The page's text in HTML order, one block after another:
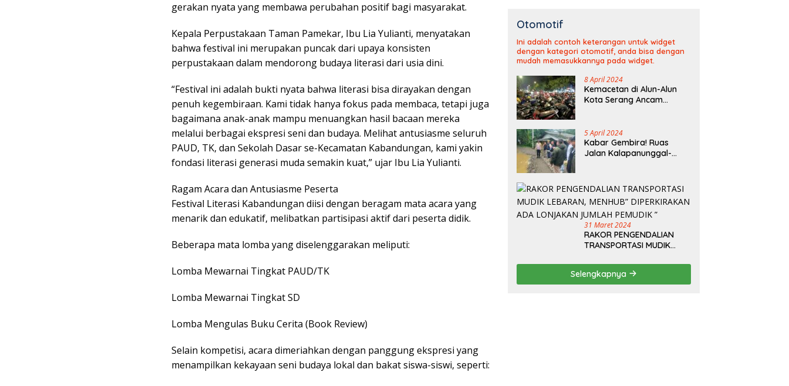
gerakan nyata yang membawa perubahan positif bagi masyarakat.
Kepala Perpustakaan Taman Pamekar, Ibu Lia Yulianti, menyatakan
bahwa festival ini merupakan puncak dari upaya konsisten
perpustakaan dalam mendorong budaya literasi dari usia dini.
“Festival ini adalah bukti nyata bahwa literasi bisa dirayakan dengan
penuh kegembiraan. Kami tidak hanya fokus pada membaca, tetapi juga
bagaimana anak-anak mampu menuangkan hasil bacaan mereka
melalui berbagai ekspresi seni dan budaya. Melihat antusiasme seluruh
PAUD, TK, dan Sekolah Dasar se-Kecamatan Kabandungan, kami yakin
fondasi literasi generasi muda semakin kuat,” ujar Ibu Lia Yulianti.
Ragam Acara dan Antusiasme Peserta
Festival Literasi Kabandungan diisi dengan beragam mata acara yang
menarik dan edukatif, melibatkan partisipasi aktif dari peserta didik.
Beberapa mata lomba yang diselenggarakan meliputi:
Lomba Mewarnai Tingkat PAUD/TK
Lomba Mewarnai Tingkat SD
Lomba Mengulas Buku Cerita (Book Review)
Selain kompetisi, acara dimeriahkan dengan panggung ekspresi yang
menampilkan kekayaan seni budaya lokal dan bakat siswa-siswi, seperti:
Otomotif
Ini adalah contoh keterangan untuk widget
dengan kategori otomotif, anda bisa dengan
mudah memasukkannya pada widget.
8 April 2024
Kemacetan di Alun-Alun
Kota Serang Ancam
5 April 2024
Kabar Gembira! Ruas
Jalan Kalapanunggal-
Sukabumi dengan metode
pekerjaan Beton
31 Maret 2024
RAKOR PENGENDALIAN
TRANSPORTASI MUDIK
DIPERKIRAKAN ADA
LONJAKAN JUMLAH
PEMUDIK ”
Selengkapnya